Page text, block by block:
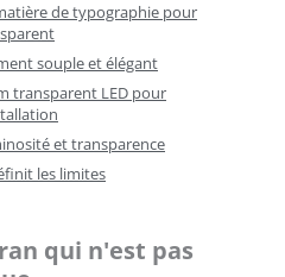
de typographie pour
souple et élégant
transparent LED pour
et transparence
les limites
qui n'est pas